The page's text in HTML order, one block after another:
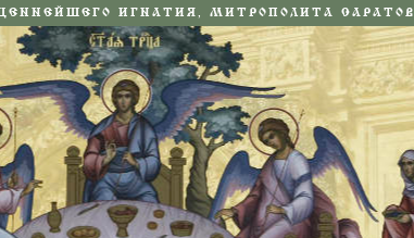
ИГНАТИЯ, МИТРОПОЛИТА